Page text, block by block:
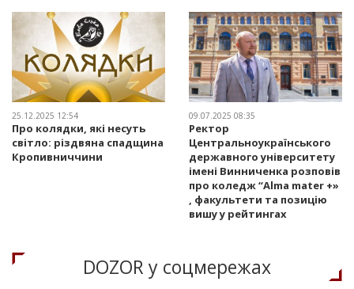
25.12.2025 12:54
Про колядки, які несуть
світло: різдвяна спадщина
Кропивниччини
09.07.2025 08:35
Ректор
Центральноукраїнського
державного університету
імені Винниченка розповів
про коледж “Alma mater +»
, факультети та позицію
вишу у рейтингах
DOZOR у соцмережах